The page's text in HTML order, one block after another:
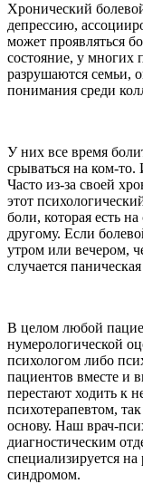
Хронический
депрессию,
может проявляться
состояние, у многих
разрушаются семьи,
понимания среди
У них все время
срываться на ком-то.
Часто из-за своей
этот
боли, которая есть
другому. Если
утром или вечером,
случается паническая
В целом любой
нумерологической
психологом либо
пациентов вместе и
перестают ходить к
психотерапевтом,
основу. Наш врач-
диагностическим
специализируется
синдромом.